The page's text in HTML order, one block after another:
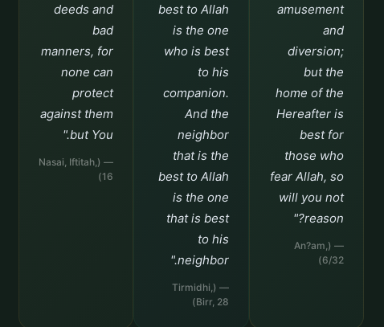
amusement
and
diversion;
but the
home of the
Hereafter is
best for
those who
fear Allah, so
will you not
reason?"
— (An?am,
6/32)
best to Allah
is the one
who is best
to his
companion.
And the
neighbor
that is the
best to Allah
is the one
that is best
to his
neighbor."
— (Tirmidhi,
Birr, 28)
deeds and
bad
manners, for
none can
protect
against them
but You."
— (Nasai, Iftitah,
16)